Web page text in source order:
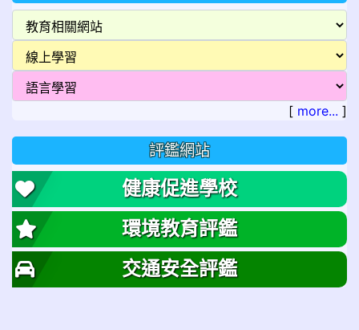
[ more... ]
評鑑網站
健康促進學校
環境教育評鑑
交通安全評鑑